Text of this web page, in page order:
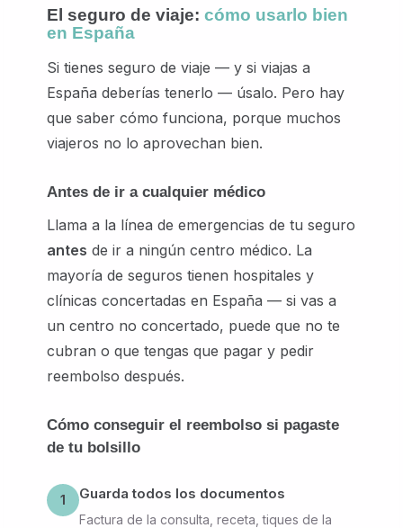
El seguro de viaje: cómo usarlo bien
en España
Si tienes seguro de viaje — y si viajas a
España deberías tenerlo — úsalo. Pero hay
que saber cómo funciona, porque muchos
viajeros no lo aprovechan bien.
Antes de ir a cualquier médico
Llama a la línea de emergencias de tu seguro
antes de ir a ningún centro médico. La
mayoría de seguros tienen hospitales y
clínicas concertadas en España — si vas a
un centro no concertado, puede que no te
cubran o que tengas que pagar y pedir
reembolso después.
Cómo conseguir el reembolso si pagaste
de tu bolsillo
1 Guarda todos los documentos
Factura de la consulta, receta, tiques de la